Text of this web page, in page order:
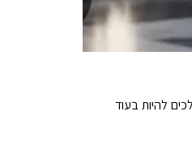
להיות בעוד